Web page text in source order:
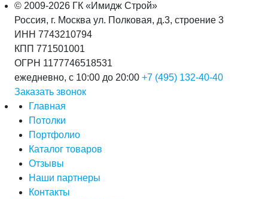
© 2009-2026 ГК «Имидж Строй»
Россия, г. Москва ул. Полковая, д.3, строение 3
ИНН 7743210794
КПП 771501001
ОГРН 1177746518531
ежедневно, с 10:00 до 20:00 +7 (495) 132-40-40
Заказать звонок
Главная
Потолки
Портфолио
Каталог товаров
Отзывы
Наши партнеры
Контакты